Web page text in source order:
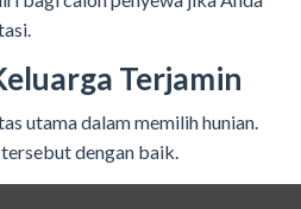
Terjamin
utama dalam memilih hunian.
dengan baik.